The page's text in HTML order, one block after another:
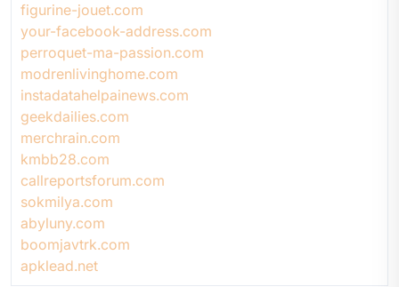
figurine-jouet.com
your-facebook-address.com
perroquet-ma-passion.com
modrenlivinghome.com
instadatahelpainews.com
geekdailies.com
merchrain.com
kmbb28.com
callreportsforum.com
sokmilya.com
abyluny.com
boomjavtrk.com
apklead.net